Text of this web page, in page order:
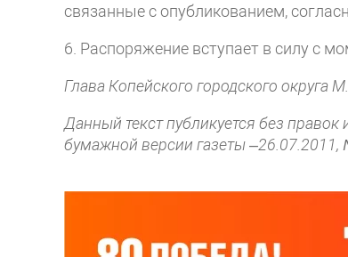
связанные с опубликованием,
6. Распоряжение вступает в силу с
Глава Копейского городского округа
Данный текст публикуется без
бумажной версии газеты